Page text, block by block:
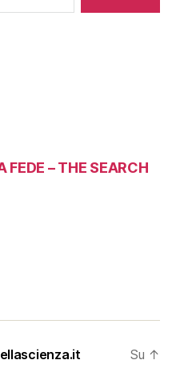
FEDE – THE SEARCH
Su ↑